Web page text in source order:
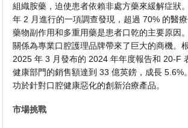
組織胺藥，迫使患者依賴非處方藥來緩解症狀
年 2 月進行的一項調查發現，超過 70% 的醫
藥物副作用和多重用藥是患者口乾的主要原因
關係為專業口腔護理品牌帶來了巨大的商機。
2025 年 3 月發布的 2024 年年度報告和 20-F
健康部門的銷售額達到 33 億英鎊，成長 5.6%
功於針對口腔健康惡化的創新治療產品。
市場挑戰